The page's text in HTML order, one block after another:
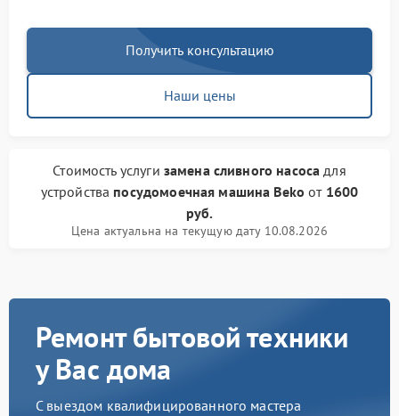
Получить консультацию
Наши цены
Стоимость услуги замена сливного насоса для
устройства посудомоечная машина Beko от 1600
руб.
Цена актуальна на текущую дату 10.08.2026
Ремонт бытовой техники
у Вас дома
С выездом квалифицированного мастера